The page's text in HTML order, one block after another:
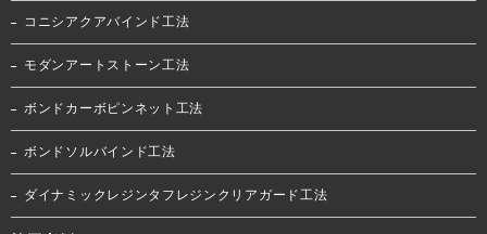
コニシアクアバインド工法
モダンアートストーン工法
ボンドカーボピンネット工法
ボンドソルバインド工法
ダイナミックレジンタフレジンクリアガード工法